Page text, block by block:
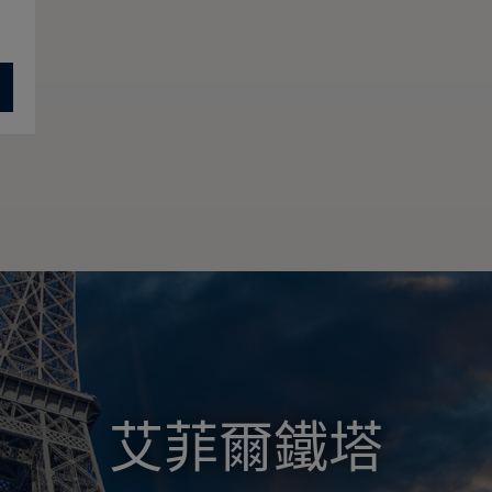
方珍珠廣播 & 電視
艾菲爾鐵塔
Collins House
樂天世界大廈